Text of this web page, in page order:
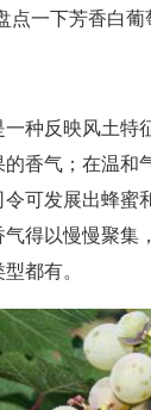
点一下芳香白葡
种反映风土特
香气；在温和
可发展出蜂蜜
得以慢慢聚集
都有。